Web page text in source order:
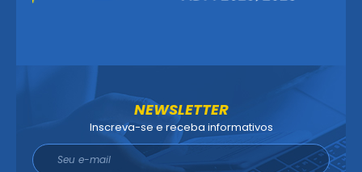
NEWSLETTER
Inscreva-se e receba informativos